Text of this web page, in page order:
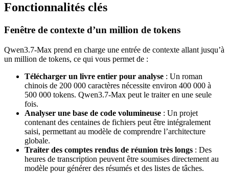
Fonctionnalités clés
Fenêtre de contexte d’un million de tokens
Qwen3.7-Max prend en charge une entrée de contexte allant jusqu’à
un million de tokens, ce qui vous permet de :
Télécharger un livre entier pour analyse : Un roman
chinois de 200 000 caractères nécessite environ 400 000 à
500 000 tokens. Qwen3.7-Max peut le traiter en une seule
fois.
Analyser une base de code volumineuse : Un projet
contenant des centaines de fichiers peut être intégralement
saisi, permettant au modèle de comprendre l’architecture
globale.
Traiter des comptes rendus de réunion très longs : Des
heures de transcription peuvent être soumises directement au
modèle pour générer des résumés et des listes de tâches.